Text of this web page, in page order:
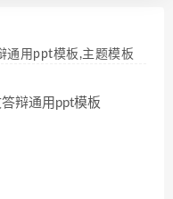
通用ppt模板,主题模板